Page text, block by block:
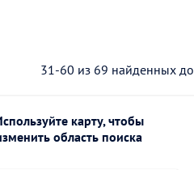
31-60 из 69 найденных
карту, чтобы
область поиска